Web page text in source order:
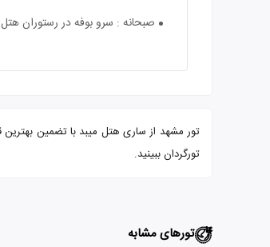
صبحانه : سرو بوفه در رستوران هتل
تورگردان ببینید.
تورهای مشابه